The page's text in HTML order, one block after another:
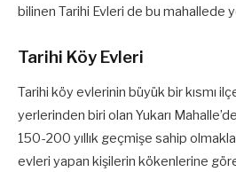
bilinen Tarihi Evleri de bu mahallede
Tarihi Köy Evleri
Tarihi köy evlerinin büyük bir kısmı
yerlerinden biri olan Yukarı
150-200 yıllık geçmişe sahip
evleri yapan kişilerin kökenlerine